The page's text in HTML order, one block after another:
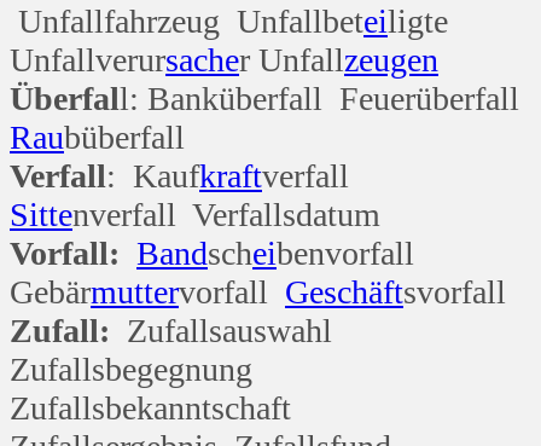
Unfallfahrzeug Unfallbeteiligte
Unfallverursacher Unfallzeugen
Überfall: Banküberfall Feuerüberfall
Raubüberfall
Verfall: Kaufkraftverfall
Sittenverfall Verfallsdatum
Vorfall: Bandscheibenvorfall
Gebärmuttervorfall Geschäftsvorfall
Zufall: Zufallsauswahl
Zufallsbegegnung
Zufallsbekanntschaft